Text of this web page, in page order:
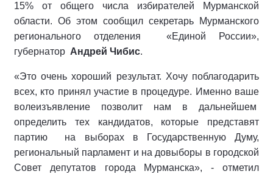
15% от общего числа избирателей Мурманской
области. Об этом сообщил секретарь Мурманского
регионального отделения «Единой России»,
губернатор Андрей Чибис.
«Это очень хороший результат. Хочу поблагодарить
всех, кто принял участие в процедуре. Именно ваше
волеизъявление позволит нам в дальнейшем
определить тех кандидатов, которые представят
партию на выборах в Государственную Думу,
региональный парламент и на довыборы в городской
Совет депутатов города Мурманска», - отметил